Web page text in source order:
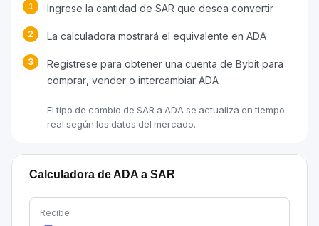
1 Ingrese la cantidad de SAR que desea convertir
2 La calculadora mostrará el equivalente en ADA
3
Regístrese para obtener una cuenta de Bybit para
comprar, vender o intercambiar ADA
El tipo de cambio de SAR a ADA se actualiza en tiempo
real según los datos del mercado.
Calculadora de ADA a SAR
Recibe